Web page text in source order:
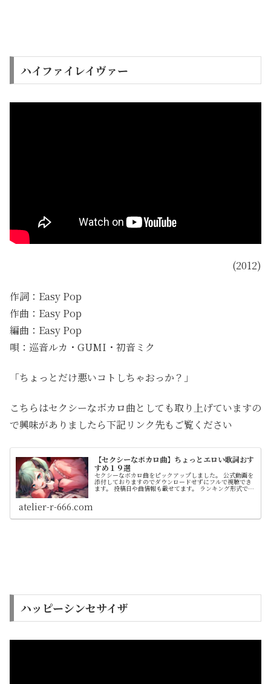
ハイファイレイヴァー
(2012)
作詞：Easy Pop
作曲：Easy Pop
編曲：Easy Pop
唄：巡音ルカ・GUMI・初音ミク
「ちょっとだけ悪いコトしちゃおっか？」
こちらはセクシーなボカロ曲としても取り上げていますの
で興味がありましたら下記リンク先もご覧ください
【セクシーなボカロ曲】ちょっとエロい歌詞おす
すめ１９選
セクシーなボカロ曲をピックアップしました。 公式動画を
添付しておりますのでダウンロードせずにフルで視聴でき
ます。 投稿日や曲情報も載せてます。 ランキング形式では
atelier-r-666.com
ハッピーシンセサイザ